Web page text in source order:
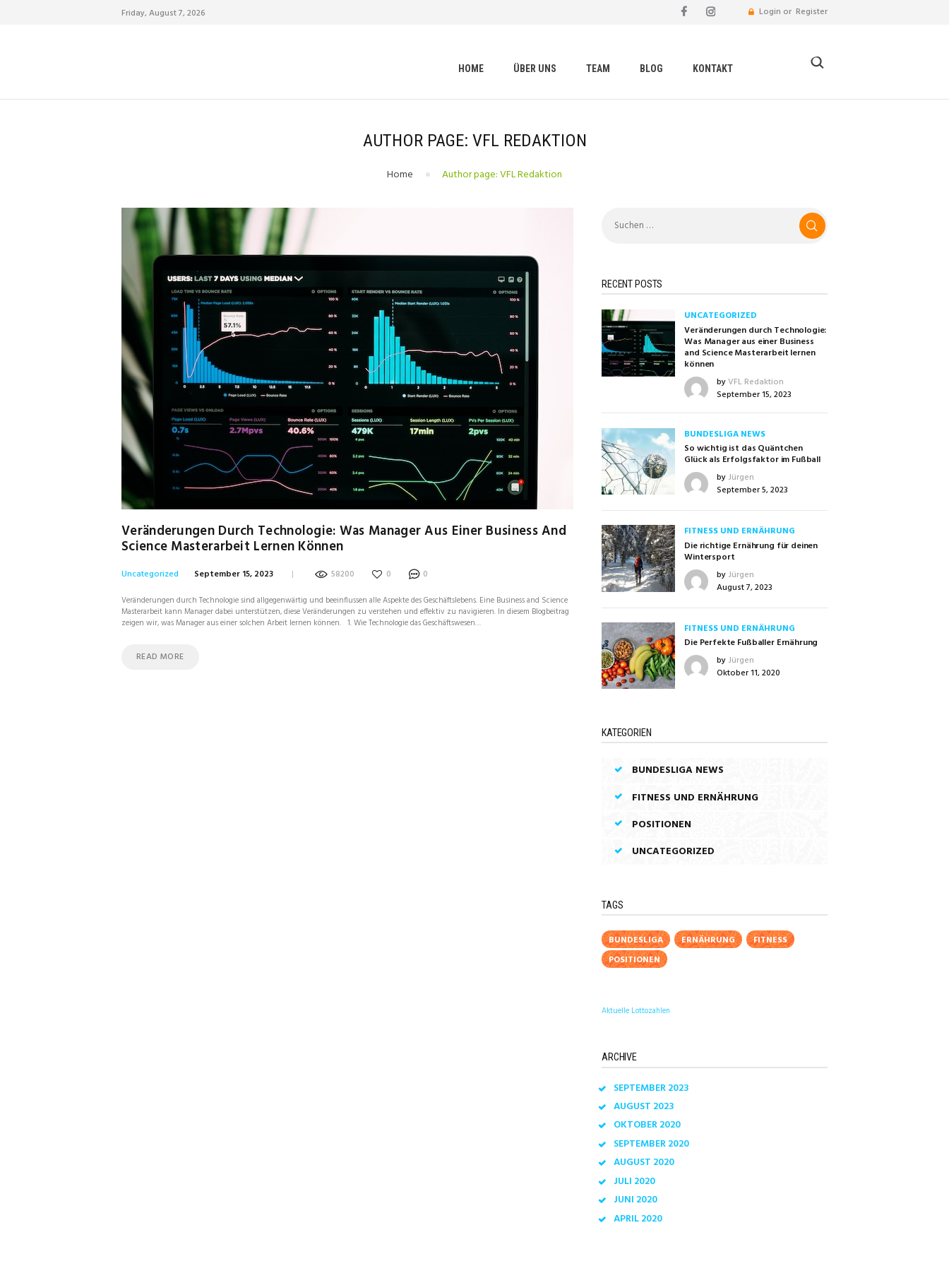
Friday, August 7, 2026 Login or Register
HOME ÜBER UNS TEAM BLOG KONTAKT
AUTHOR PAGE: VFL REDAKTION
Home Author page: VFL Redaktion
Veränderungen Durch Technologie: Was Manager Aus Einer Business And
Science Masterarbeit Lernen Können
Uncategorized September 15, 2023 58200 0 0
Veränderungen durch Technologie sind allgegenwärtig und beeinflussen alle Aspekte des Geschäftslebens. Eine Business and Science
Masterarbeit kann Manager dabei unterstützen, diese Veränderungen zu verstehen und effektiv zu navigieren. In diesem Blogbeitrag
zeigen wir, was Manager aus einer solchen Arbeit lernen können. 1. Wie Technologie das Geschäftswesen…
READ MORE
nach:
RECENT POSTS
UNCATEGORIZED
Veränderungen durch Technologie:
Was Manager aus einer Business
and Science Masterarbeit lernen
können
byVFL Redaktion
September 15, 2023
BUNDESLIGA NEWS
So wichtig ist das Quäntchen
Glück als Erfolgsfaktor im Fußball
by Jürgen
September 5, 2023
FITNESS UND ERNÄHRUNG
Die richtige Ernährung für deinen
Wintersport
by Jürgen
August 7, 2023
FITNESS UND ERNÄHRUNG
Die Perfekte Fußballer Ernährung
by Jürgen
Oktober 11, 2020
KATEGORIEN
BUNDESLIGA NEWS
FITNESS UND ERNÄHRUNG
POSITIONEN
UNCATEGORIZED
TAGS
BUNDESLIGA ERNÄHRUNG
FITNESS
POSITIONEN
Aktuelle Lottozahlen
ARCHIVE
SEPTEMBER2023
AUGUST 2023
OKTOBER2020
SEPTEMBER2020
AUGUST 2020
JULI 2020
JUNI 2020
APRIL2020